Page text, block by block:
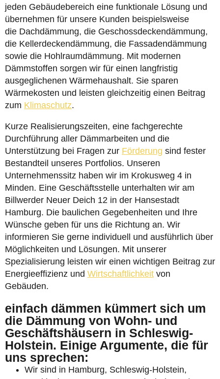
jeden Gebäudebereich eine funktionale Lösung und
übernehmen für unsere Kunden beispielsweise
die Dachdämmung, die Geschossdeckendämmung,
die Kellerdeckendämmung, die Fassadendämmung
sowie die Hohlraumdämmung. Mit modernen
Dämmstoffen sorgen wir für einen langfristig
ausgeglichenen Wärmehaushalt. Sie sparen
Wärmekosten und leisten gleichzeitig einen Beitrag
zum Klimaschutz.
Kurze Realisierungszeiten, eine fachgerechte
Durchführung aller Dämmarbeiten und die
Unterstützung bei Fragen zur Förderung sind fester
Bestandteil unseres Portfolios. Unseren
Unternehmenssitz haben wir im Krokusweg 4 in
Minden. Eine Geschäftsstelle unterhalten wir am
Billwerder Neuer Deich 12 in der Hansestadt
Hamburg. Die baulichen Gegebenheiten und Ihre
Wünsche geben für uns die Richtung an. Wir
informieren Sie gerne individuell und ausführlich über
Möglichkeiten und Lösungen. Mit unserer
Spezialisierung leisten wir einen wichtigen Beitrag zur
Energieeffizienz und Wirtschaftlichkeit von
Gebäuden.
einfach dämmen kümmert sich um
die Dämmung von Wohn- und
Geschäftshäusern in Schleswig-
Holstein. Einige Argumente, die für
uns sprechen:
Wir sind in Hamburg, Schleswig-Holstein,